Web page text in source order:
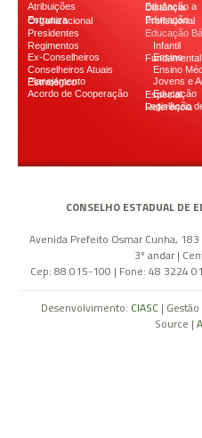
Atribuições
Educação a Distância
Estrutura Organizacional
Educação Profissional
Presidentes
Educação
Regimentos
Infantil
Ex-Conselheiros
Ensino Fundamental
Conselheiros Atuais
Ensino
Planejamento Estratégico
Jovens e
Acordo de Cooperação
Educação Especial
Legislação de Referência
CONSELHO ESTADUAL DE
Avenida Prefeito Osmar Cunha,
3º andar |
Cep: 88.015-100 | Fone: 48 3224
Desenvolvimento: CIASC| Gestão
Source |